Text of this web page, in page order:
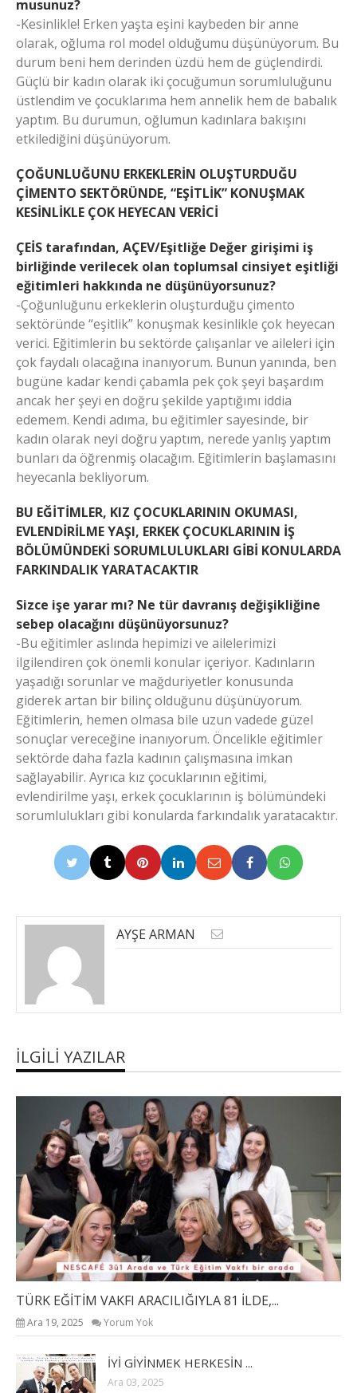
musunuz?
-Kesinlikle! Erken yaşta eşini kaybeden bir anne
olarak, oğluma rol model olduğumu düşünüyorum. Bu
durum beni hem derinden üzdü hem de güçlendirdi.
Güçlü bir kadın olarak iki çocuğumun sorumluluğunu
üstlendim ve çocuklarıma hem annelik hem de babalık
yaptım. Bu durumun, oğlumun kadınlara bakışını
etkilediğini düşünüyorum.
ÇOĞUNLUĞUNU ERKEKLERİN OLUŞTURDUĞU
ÇİMENTO SEKTÖRÜNDE, “EŞİTLİK” KONUŞMAK
KESİNLİKLE ÇOK HEYECAN VERİCİ
ÇEİS tarafından, AÇEV/Eşitliğe Değer girişimi iş
birliğinde verilecek olan toplumsal cinsiyet eşitliği
eğitimleri hakkında ne düşünüyorsunuz?
-Çoğunluğunu erkeklerin oluşturduğu çimento
sektöründe “eşitlik” konuşmak kesinlikle çok heyecan
verici. Eğitimlerin bu sektörde çalışanlar ve aileleri için
çok faydalı olacağına inanıyorum. Bunun yanında, ben
bugüne kadar kendi çabamla pek çok şeyi başardım
ancak her şeyi en doğru şekilde yaptığımı iddia
edemem. Kendi adıma, bu eğitimler sayesinde, bir
kadın olarak neyi doğru yaptım, nerede yanlış yaptım
bunları da öğrenmiş olacağım. Eğitimlerin başlamasını
heyecanla bekliyorum.
BU EĞİTİMLER, KIZ ÇOCUKLARININ OKUMASI,
EVLENDİRİLME YAŞI, ERKEK ÇOCUKLARININ İŞ
BÖLÜMÜNDEKİ SORUMLULUKLARI GİBİ KONULARDA
FARKINDALIK YARATACAKTIR
Sizce işe yarar mı? Ne tür davranış değişikliğine
sebep olacağını düşünüyorsunuz?
-Bu eğitimler aslında hepimizi ve ailelerimizi
ilgilendiren çok önemli konular içeriyor. Kadınların
yaşadığı sorunlar ve mağduriyetler konusunda
giderek artan bir bilinç olduğunu düşünüyorum.
Eğitimlerin, hemen olmasa bile uzun vadede güzel
sonuçlar vereceğine inanıyorum. Öncelikle eğitimler
sektörde daha fazla kadının çalışmasına imkan
sağlayabilir. Ayrıca kız çocuklarının eğitimi,
evlendirilme yaşı, erkek çocuklarının iş bölümündeki
sorumlulukları gibi konularda farkındalık yaratacaktır.
AYŞE ARMAN
İLGILI YAZILAR
TÜRK EĞİTİM VAKFI ARACILIĞIYLA 81 İLDE,...
Ara 19, 2025 Yorum Yok
İYİ GİYİNMEK HERKESİN ...
Ara 03, 2025